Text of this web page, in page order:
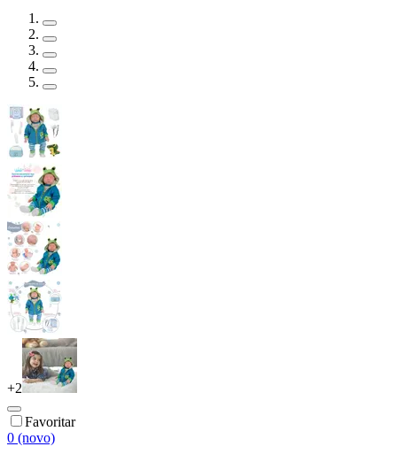
+2
Favoritar
0 (novo)